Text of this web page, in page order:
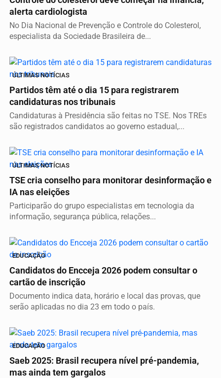
alerta cardiologista
No Dia Nacional de Prevenção e Controle do Colesterol,
especialista da Sociedade Brasileira de...
ÚLTIMAS NOTÍCIAS
Partidos têm até o dia 15 para registrarem
candidaturas nos tribunais
Candidaturas à Presidência são feitas no TSE. Nos TREs
são registrados candidatos ao governo estadual,...
ÚLTIMAS NOTÍCIAS
TSE cria conselho para monitorar desinformação e
IA nas eleições
Participarão do grupo especialistas em tecnologia da
informação, segurança pública, relações...
EDUCAÇÃO
Candidatos do Encceja 2026 podem consultar o
cartão de inscrição
Documento indica data, horário e local das provas, que
serão aplicadas no dia 23 em todo o país.
EDUCAÇÃO
Saeb 2025: Brasil recupera nível pré-pandemia,
mas ainda tem gargalos